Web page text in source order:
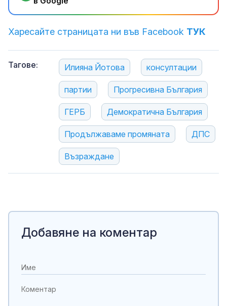
Харесайте страницата ни във Facebook ТУК
Тагове: Илияна Йотова консултации
партии Прогресивна България
ГЕРБ Демократична България
Продължаваме промяната ДПС
Възраждане
Добавяне на коментар